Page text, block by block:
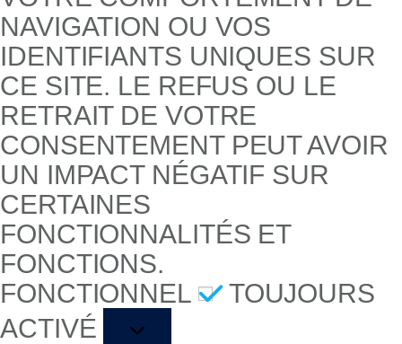
NAVIGATION OU VOS
IDENTIFIANTS UNIQUES SUR
CE SITE. LE REFUS OU LE
RETRAIT DE VOTRE
CONSENTEMENT PEUT AVOIR
UN IMPACT NÉGATIF SUR
CERTAINES
FONCTIONNALITÉS ET
FONCTIONS.
FONCTIONNEL
FONCTIONNEL
TOUJOURS
ACTIVÉ